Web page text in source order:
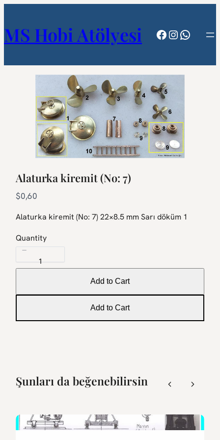
MS Hobi Atölyesi Facebook
Instagram
Alaturka kiremit (No: 7)
N
w
$0,60
Alaturka kiremit (No: 7) 22×8.5 mm Sarı döküm 1
Quantity
Add to Cart
Add to Cart
Şunları da beğenebilirsin
PreviousNext